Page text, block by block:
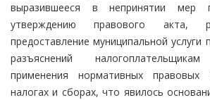
выразившееся в непринятии мер
утверждению правового акта,
предоставление муниципальной услуги
разъяснений
применения нормативных
налогах и сборах, что явилось